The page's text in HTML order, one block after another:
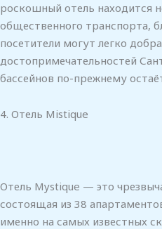
роскошный отель находится
общественного транспорта,
посетители могут легко
достопримечательностей
бассейнов по-прежнему
4. Отель Mistique
Отель Mystique — это
состоящая из 38
именно на самых известных